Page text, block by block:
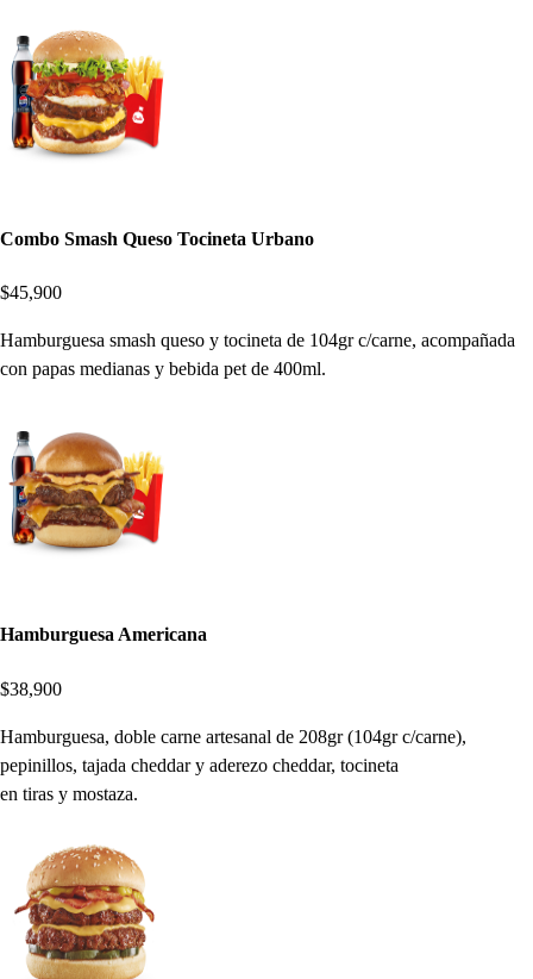
Combo Smash Queso Tocineta Urbano
$45,900
Hamburguesa smash queso y tocineta de 104gr c/carne, acompañada
con papas medianas y bebida pet de 400ml.
Hamburguesa Americana
$38,900
Hamburguesa, doble carne artesanal de 208gr (104gr c/carne),
pepinillos, tajada cheddar y aderezo cheddar, tocineta
en tiras y mostaza.